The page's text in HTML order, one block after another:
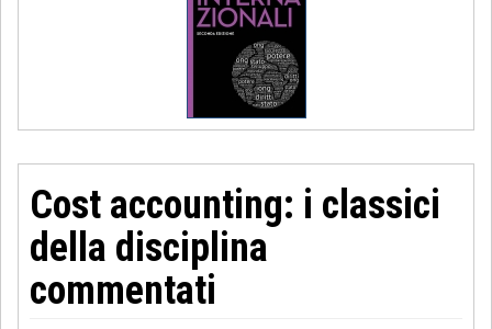
Cost accounting: i classici
della disciplina
commentati